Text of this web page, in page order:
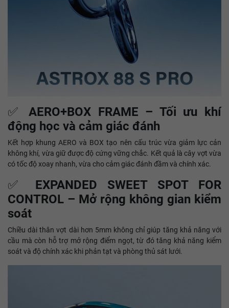
✅AERO+BOX FRAME – Tối ưu khí
động học và cảm giác đánh
Kết hợp khung AERO và BOX tạo nên cấu trúc vừa giảm lực cản
không khí, vừa giữ được độ cứng vững chắc. Kết quả là cây vợt vừa
có tốc độ xoay nhanh, vừa cho cảm giác đánh đầm và chính xác.
✅ EXPANDED SWEET SPOT FOR
CONTROL – Mở rộng không gian kiểm
soát
Chiều dài thân vợt dài hơn 5mm không chỉ giúp tăng khả năng với
cầu mà còn hỗ trợ mở rộng điểm ngọt, từ đó tăng khả năng kiểm
soát và độ chính xác khi phản tạt và phòng thủ sát lưới.